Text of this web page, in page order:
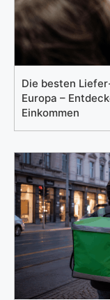
Die besten
Europa –
Einkommen